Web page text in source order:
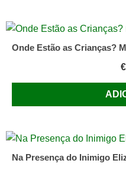
Onde Estão as Crianças?
€
Na Presença do Inimigo